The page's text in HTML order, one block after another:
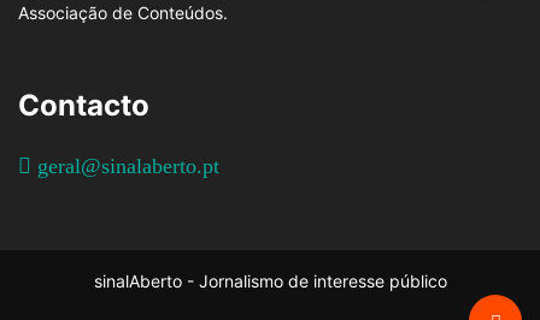
Associação de Conteúdos.
Contacto
geral@sinalaberto.pt
sinalAberto - Jornalismo de interesse público